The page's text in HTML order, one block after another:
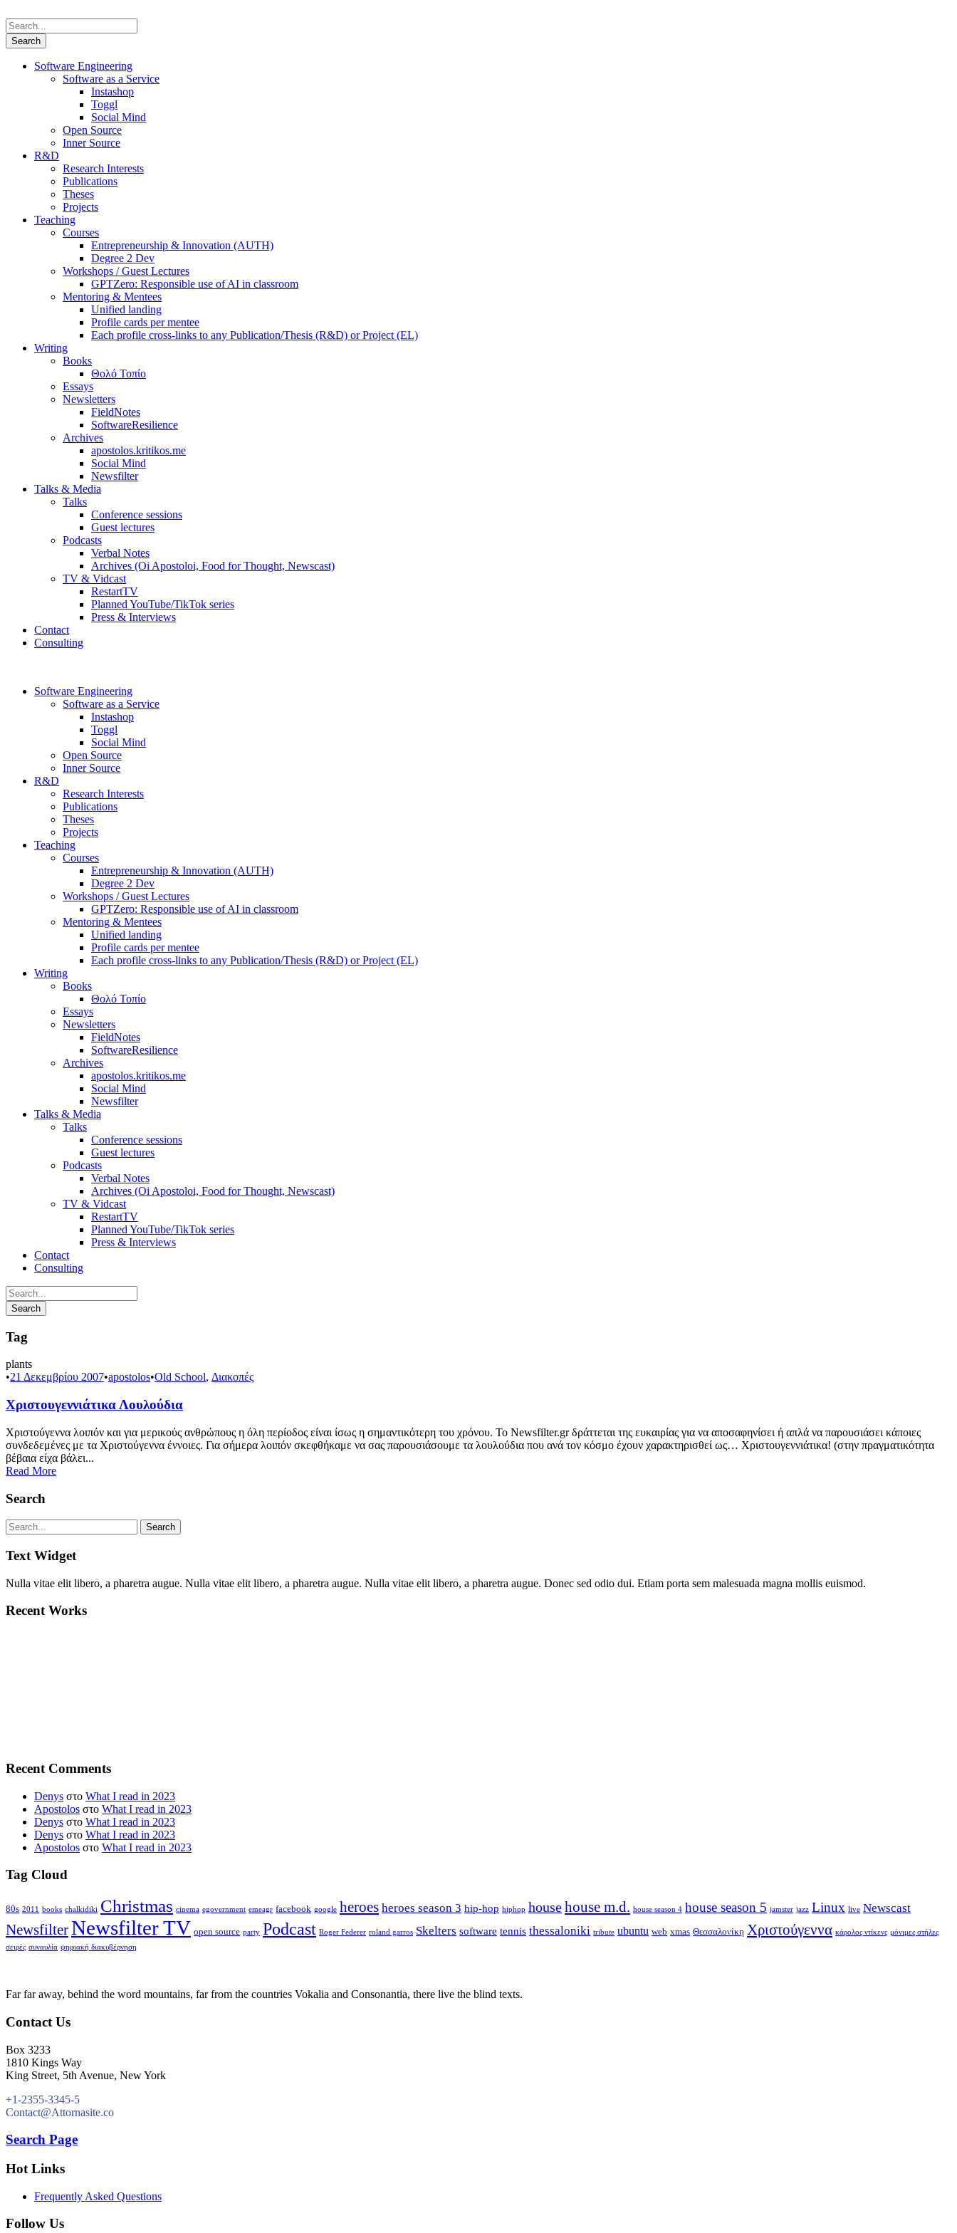
Software Engineering
Software as a Service
Instashop
Toggl
Social Mind
Open Source
Inner Source
R&D
Research Interests
Publications
Theses
Projects
Teaching
Courses
Entrepreneurship & Innovation (AUTH)
Degree 2 Dev
Workshops / Guest Lectures
GPTZero: Responsible use of AI in classroom
Mentoring & Mentees
Unified landing
Profile cards per mentee
Each profile cross-links to any Publication/Thesis (R&D) or Project (EL)
Writing
Books
Θολό Τοπίο
Essays
Newsletters
FieldNotes
SoftwareResilience
Archives
apostolos.kritikos.me
Social Mind
Newsfilter
Talks & Media
Talks
Conference sessions
Guest lectures
Podcasts
Verbal Notes
Archives (Oi Apostoloi, Food for Thought, Newscast)
TV & Vidcast
RestartTV
Planned YouTube/TikTok series
Press & Interviews
Contact
Consulting
Software Engineering
Software as a Service
Instashop
Toggl
Social Mind
Open Source
Inner Source
R&D
Research Interests
Publications
Theses
Projects
Teaching
Courses
Entrepreneurship & Innovation (AUTH)
Degree 2 Dev
Workshops / Guest Lectures
GPTZero: Responsible use of AI in classroom
Mentoring & Mentees
Unified landing
Profile cards per mentee
Each profile cross-links to any Publication/Thesis (R&D) or Project (EL)
Writing
Books
Θολό Τοπίο
Essays
Newsletters
FieldNotes
SoftwareResilience
Archives
apostolos.kritikos.me
Social Mind
Newsfilter
Talks & Media
Talks
Conference sessions
Guest lectures
Podcasts
Verbal Notes
Archives (Oi Apostoloi, Food for Thought, Newscast)
TV & Vidcast
RestartTV
Planned YouTube/TikTok series
Press & Interviews
Contact
Consulting
Tag
plants
•21 Δεκεμβρίου 2007•apostolos•Old School, Διακοπές
Χριστουγεννιάτικα Λουλούδια
Χριστούγεννα λοιπόν και για μερικούς ανθρώπους η όλη περίοδος είναι ίσως η σημαντικότερη του χρόνου. Το Newsfilter.gr δράττεται της ευκαιρίας για να αποσαφηνίσει ή απλά να παρουσιάσει κάποιες
συνδεδεμένες με τα Χριστούγεννα έννοιες. Για σήμερα λοιπόν σκεφθήκαμε να σας παρουσιάσουμε τα λουλούδια που ανά τον κόσμο έχουν χαρακτηρισθεί ως… Χριστουγεννιάτικα! (στην πραγματικότητα
βέβαια είχα βάλει...
Read More
Search
Text Widget
Nulla vitae elit libero, a pharetra augue. Nulla vitae elit libero, a pharetra augue. Nulla vitae elit libero, a pharetra augue. Donec sed odio dui. Etiam porta sem malesuada magna mollis euismod.
Recent Works
Recent Comments
Denys στο What I read in 2023
Apostolos στο What I read in 2023
Denys στο What I read in 2023
Denys στο What I read in 2023
Apostolos στο What I read in 2023
Tag Cloud
80s 2011 books chalkidiki Christmas cinema egovernment emeagr facebook google heroes heroes season 3 hip-hop hiphop househouse m.d. house season 4 house season 5 jamster jazz Linux live Newscast
NewsfilterNewsfilter TV open source party Podcast Roger Federer roland garros Skelters software tennis thessaloniki tribute ubuntu web xmas Θεσσαλονίκη Χριστούγεννα κάρολος ντίκενς μόνιμες στήλες
σειρές συναυλία ψηφιακή διακυβέρνηση
Far far away, behind the word mountains, far from the countries Vokalia and Consonantia, there live the blind texts.
Contact Us
Box 3233
1810 Kings Way
King Street, 5th Avenue, New York
+1-2355-3345-5
Contact@Attornasite.co
Search Page
Hot Links
Frequently Asked Questions
Follow Us